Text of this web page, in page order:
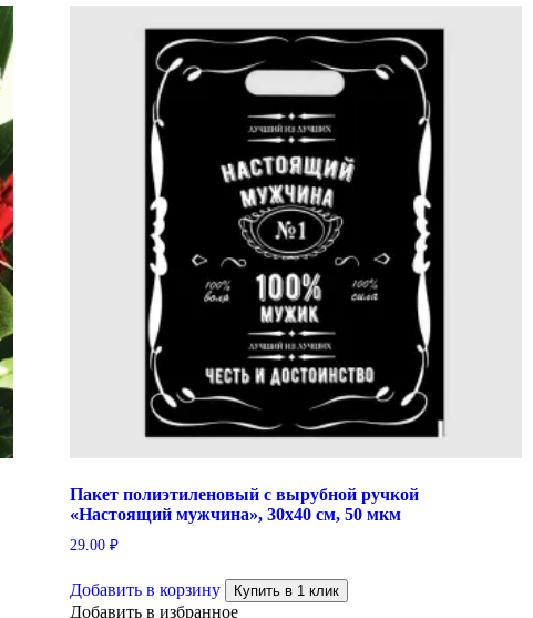
Пакет полиэтиленовый с вырубной ручкой
«Настоящий мужчина», 30х40 см, 50 мкм
29.00 ₽
Добавить в корзину Купить в 1 клик
Добавить в избранное